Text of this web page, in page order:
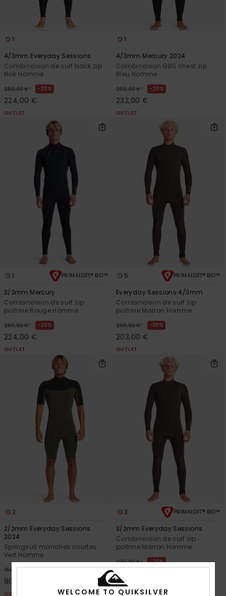
1
4/3mm Everyday Sessions
Combinaison de surf back zip
Noir Homme
280,00 € * 20%
224,00 €
OUTLET
1
4/3mm Mercury 2024
Combinaison GBS chest zip
Bleu Homme
290,00 € * 20%
232,00 €
OUTLET
1 PRIMALOFT® BIO™
3/2mm Mercury
Combinaison de surf zip
poitrine Rouge Homme
280,00 € * 20%
224,00 €
OUTLET
5 PRIMALOFT® BIO™
Everyday Sessions 4/3mm
Combinaison de surf zip
poitrine Marron Homme
290,00 € * 30%
203,00 €
OUTLET
2
2/2mm Everyday Sessions
2024
Springsuit manches courtes
Vert Homme
150,00 €* 40%
90,00 €
OUTLET
3 PRIMALOFT® BIO™
3/2mm Everyday Sessions
Combinaison de surf zip
poitrine Marron Homme
270,00 €* 20%
216,00 €
OUTLET
WELCOME TO QUIKSILVER